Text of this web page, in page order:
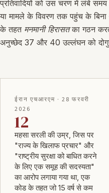
प्रतिवादियों को उस चरण में लंबे
या मामले के विवरण तक पहुंच के
के तहत मनमानी हिरासतका गठन
अनुच्छेद 37 और 40 उल्लंघन को
ईरान एचआरएम · 28 फरवरी
2026
12
महसा सरली की उम्र, जिस पर
"राज्य के खिलाफ प्रचार" और
"राष्ट्रीय सुरक्षा को बाधित करने
के लिए एक समूह की सदस्यता"
का आरोप लगाया गया था, एक
कोड के तहत जो 15 वर्ष से कम